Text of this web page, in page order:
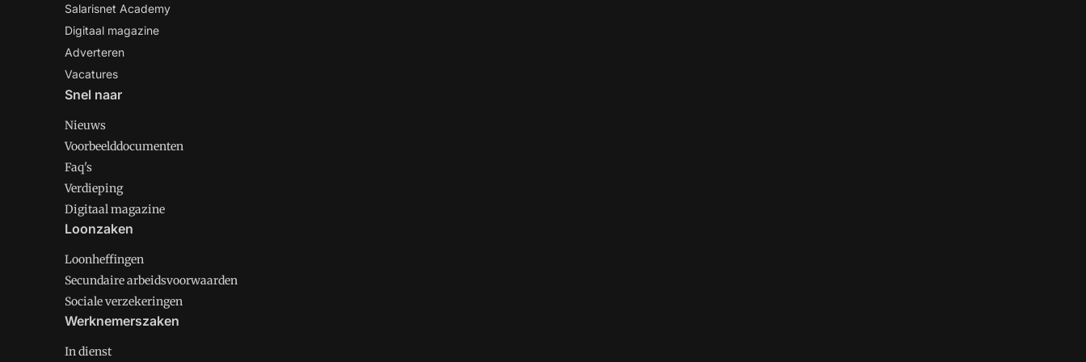
Salarisnet Academy
Digitaal magazine
Adverteren
Vacatures
Snel naar
Nieuws
Voorbeelddocumenten
Faq's
Verdieping
Digitaal magazine
Loonzaken
Loonheffingen
Secundaire arbeidsvoorwaarden
Sociale verzekeringen
Werknemerszaken
In dienst